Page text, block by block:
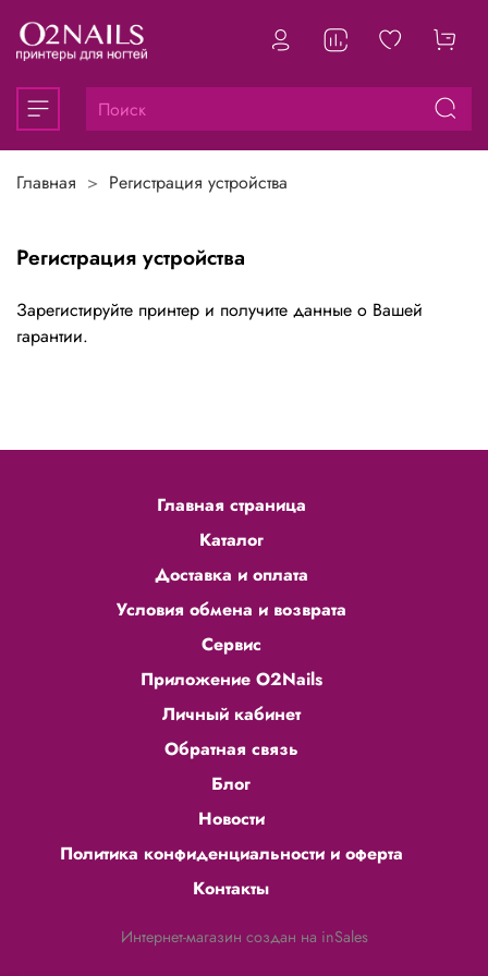
Главная Регистрация устройства
Регистрация устройства
Зарегистируйте принтер и получите данные о Вашей
гарантии.
Главная страница
Каталог
Доставка и оплата
Условия обмена и возврата
Сервис
Приложение O2Nails
Личный кабинет
Обратная связь
Блог
Новости
Политика конфиденциальности и оферта
Контакты
Интернет-магазин создан на inSales